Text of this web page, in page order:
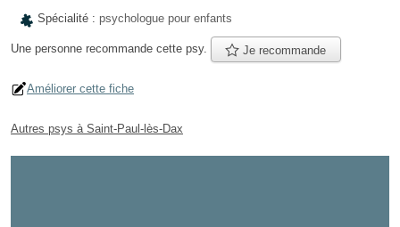
Spécialité : psychologue pour enfants
Une personne recommande cette psy. Je recommande
Améliorer cette fiche
Autres psys à Saint-Paul-lès-Dax